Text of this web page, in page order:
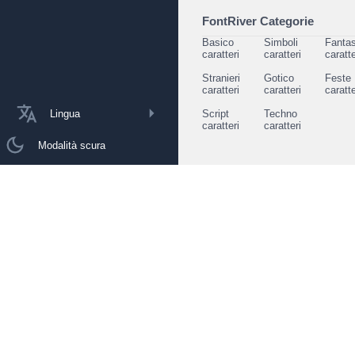
Lingua
Modalità scura
FontRiver Categorie
Basico
caratteri
Simboli
caratteri
Stranieri
caratteri
Gotico
caratteri
Feste
Script
caratteri
Techno
caratteri